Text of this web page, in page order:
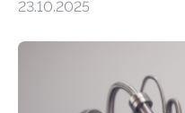
ermöglichen. Doch der
einem „Anschlussstau“.
Umweltenergierecht hat
neuen Bericht für die
23.10.2025